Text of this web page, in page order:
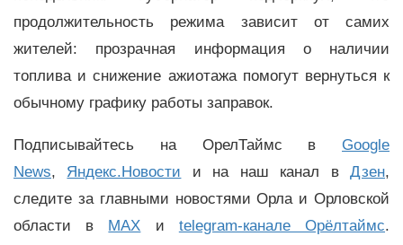
продолжительность режима зависит от самих
жителей: прозрачная информация о наличии
топлива и снижение ажиотажа помогут вернуться к
обычному графику работы заправок.
Подписывайтесь на ОрелТаймс в Google
News, Яндекс.Новости и на наш канал вДзен,
следите за главными новостями Орла и Орловской
области в MAX и telegram-канале Орёлтаймс.